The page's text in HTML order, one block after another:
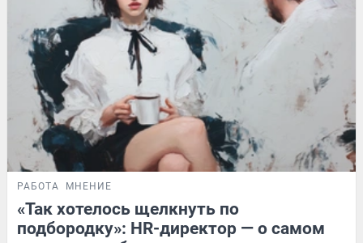
РАБОТА МНЕНИЕ
«Так хотелось щелкнуть по
подбородку»: HR-директор — о самом